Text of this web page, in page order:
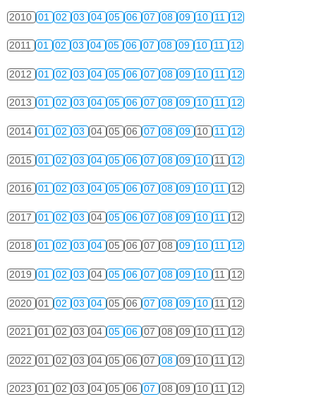
2010 01 02 03 04 05 06 07 08 09 10 11 12
2011 01 02 03 04 05 06 07 08 09 10 11 12
2012 01 02 03 04 05 06 07 08 09 10 11 12
2013 01 02 03 04 05 06 07 08 09 10 11 12
2014 01 02 03 04 05 06 07 08 09 10 11 12
2015 01 02 03 04 05 06 07 08 09 10 11 12
2016 01 02 03 04 05 06 07 08 09 10 11 12
2017 01 02 03 04 05 06 07 08 09 10 11 12
2018 01 02 03 04 05 06 07 08 09 10 11 12
2019 01 02 03 04 05 06 07 08 09 10 11 12
2020 01 02 03 04 05 06 07 08 09 10 11 12
2021 01 02 03 04 05 06 07 08 09 10 11 12
2022 01 02 03 04 05 06 07 08 09 10 11 12
2023 01 02 03 04 05 06 07 08 09 10 11 12